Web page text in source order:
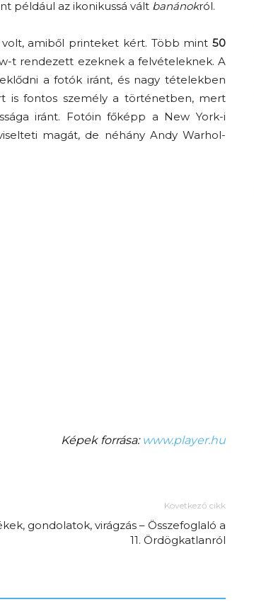
például az ikonikussá vált banánokról.
amiből printeket kért. Több mint 50
t rendezett ezeknek a felvételeknek. A
a fotók iránt, és nagy tételekben
is fontos személy a történetben, mert
iránt. Fotóin főképp a New York-i
magát, de néhány Andy Warhol-
Képek forrása: www.player.hu
Következő cikk
gondolatok, virágzás – Összefoglaló a
11. Ördögkatlanról
Amurpodcast